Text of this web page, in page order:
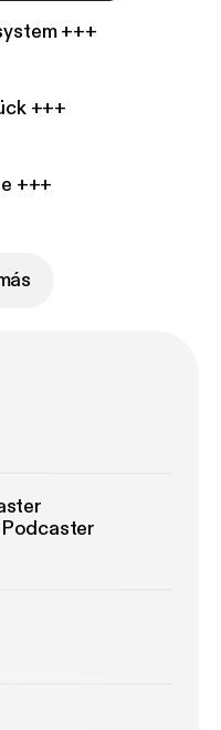
+++
+++
+++